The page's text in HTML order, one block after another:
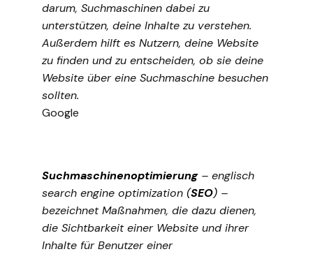
darum, Suchmaschinen dabei zu
unterstützen, deine Inhalte zu verstehen.
Außerdem hilft es Nutzern, deine Website
zu finden und zu entscheiden, ob sie deine
Website über eine Suchmaschine besuchen
sollten.
Google
Suchmaschinenoptimierung – englisch
search engine optimization (SEO) –
bezeichnet Maßnahmen, die dazu dienen,
die Sichtbarkeit einer Website und ihrer
Inhalte für Benutzer einer